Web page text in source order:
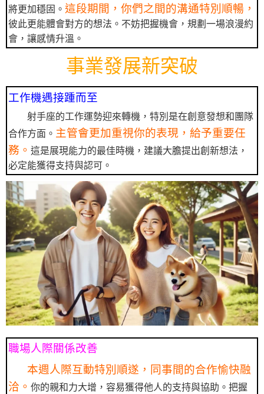
將更加穩固。 這段期間，你們之間的溝通特別順暢，
彼此更能體會對方的想法。不妨把握機會，規劃一場浪漫約
會，讓感情升溫。
事業發展新突破
工作機遇接踵而至
射手座的工作運勢迎來轉機，特別是在創意發想和團隊
合作方面。 主管會更加重視你的表現，給予重要任
務。 這是展現能力的最佳時機，建議大膽提出創新想法，
必定能獲得支持與認可。
職場人際關係改善
本週人際互動特別順遂，同事間的合作愉快融
洽。 你的親和力大增，容易獲得他人的支持與協助。把握